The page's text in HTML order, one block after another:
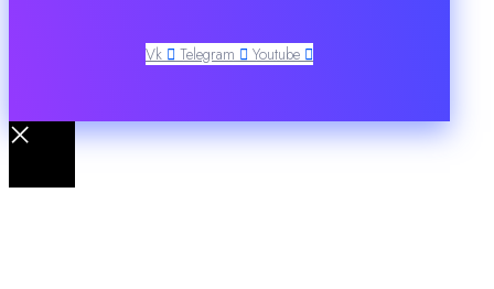
Vk Telegram Youtube